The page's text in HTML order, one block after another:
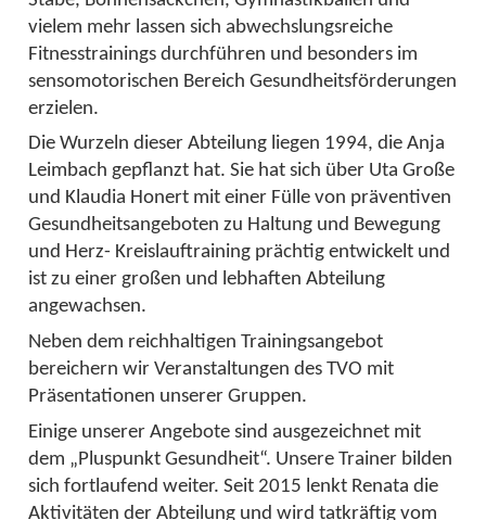
vielem mehr lassen sich abwechslungsreiche
Fitnesstrainings durchführen und besonders im
sensomotorischen Bereich Gesundheitsförderungen
erzielen.
Die Wurzeln dieser Abteilung liegen 1994, die Anja
Leimbach gepflanzt hat. Sie hat sich über Uta Große
und Klaudia Honert mit einer Fülle von präventiven
Gesundheitsangeboten zu Haltung und Bewegung
und Herz- Kreislauftraining prächtig entwickelt und
ist zu einer großen und lebhaften Abteilung
angewachsen.
Neben dem reichhaltigen Trainingsangebot
bereichern wir Veranstaltungen des TVO mit
Präsentationen unserer Gruppen.
Einige unserer Angebote sind ausgezeichnet mit
dem „Pluspunkt Gesundheit“. Unsere Trainer bilden
sich fortlaufend weiter. Seit 2015 lenkt Renata die
Aktivitäten der Abteilung und wird tatkräftig vom